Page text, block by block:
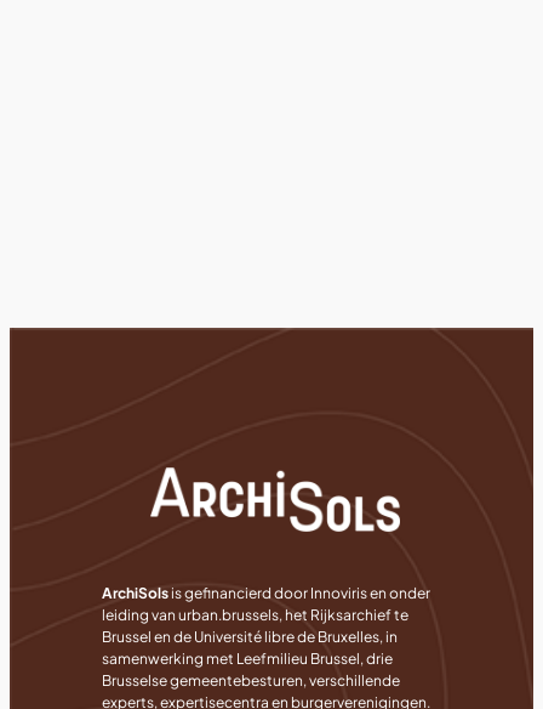
ArchiSolsis gefinancierd door Innoviris en onder
leiding van urban.brussels, het Rijksarchief te
Brussel en de Université libre de Bruxelles, in
samenwerking met Leefmilieu Brussel, drie
Brusselse gemeentebesturen, verschillende
experts, expertisecentra en burgerverenigingen.